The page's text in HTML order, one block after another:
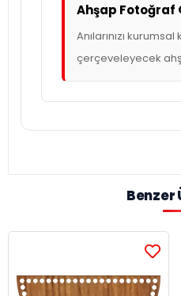
Ahşap Fotoğraf
Anılarınızı
çerçeveleyecek
Benzer